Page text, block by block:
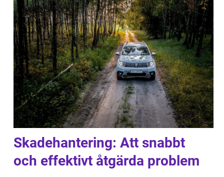
Skadehantering: Att snabbt
och effektivt åtgärda problem